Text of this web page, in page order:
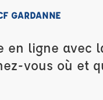
GARDANNE
en ligne avec
vous où et